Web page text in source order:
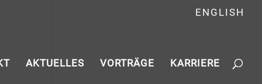
ENGLISH
AKTUELLES VORTRÄGE KARRIERE